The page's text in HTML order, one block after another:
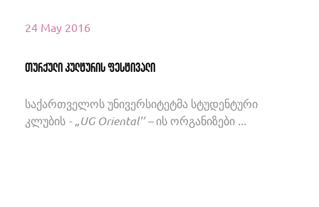
24 May 2016
თურქული კულტურის ფესტივალი
საქართველოს უნივერსიტეტმა სტუდენტური
კლუბის - „UG Oriental’’ – ის ორგანიზები ...